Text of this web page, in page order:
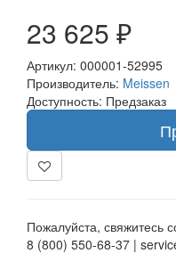
23 625 ₽
Артикул: 000001-52995
Производитель: Meissen
Доступность: Предзаказ
Пожалуйста, свяжитесь
8 (800) 550-68-37 |